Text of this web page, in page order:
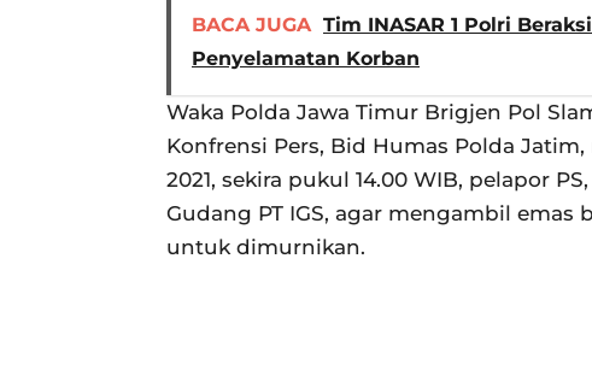
BACA JUGA Tim INASAR 1 Polri
Penyelamatan Korban
Waka Polda Jawa Timur Brigjen Pol
Konfrensi Pers, Bid Humas Polda
2021, sekira pukul 14.00 WIB, pelapor
Gudang PT IGS, agar mengambil emas
untuk dimurnikan.